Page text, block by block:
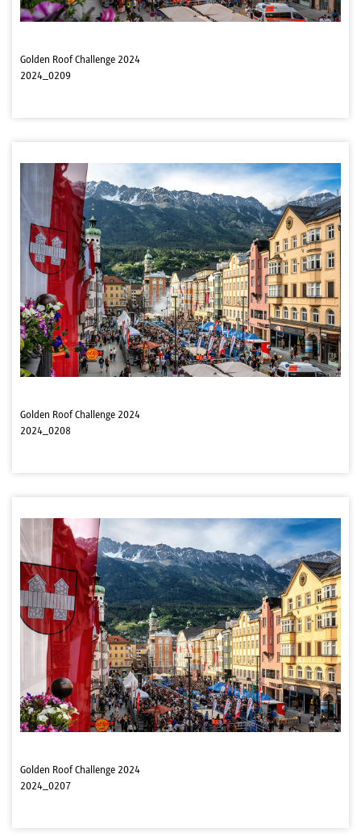
Golden Roof Challenge 2024
2024_0209
Golden Roof Challenge 2024
2024_0208
Golden Roof Challenge 2024
2024_0207